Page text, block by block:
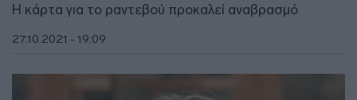
Η κάρτα για το ραντεβού προκαλεί αναβρασμό
27.10.2021 - 19:09